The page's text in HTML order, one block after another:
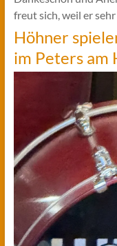
freut sich, weil er sehr
Höhner
im Peters am